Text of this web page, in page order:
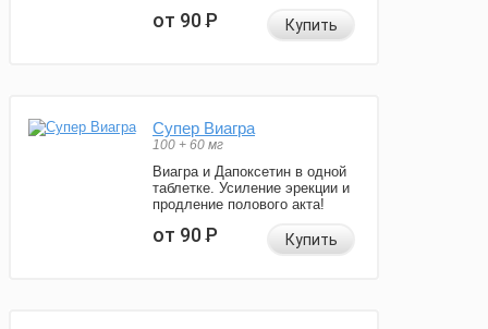
от 90Р Купить
Супер Виагра
100 + 60 мг
Виагра и Дапоксетин в одной
таблетке. Усиление эрекции и
продление полового акта!
от 90Р Купить